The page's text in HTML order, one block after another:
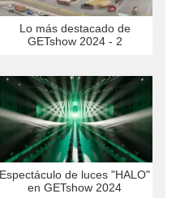
Lo más destacado de
GETshow 2024 - 2
Espectáculo de luces "HALO"
en GETshow 2024